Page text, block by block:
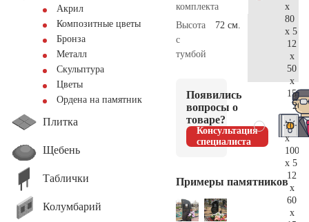
Акрил
Композитные цветы
Бронза
Металл
Скульптура
Цветы
Ордена на памятник
Плитка
Щебень
Таблички
Колумбарий
комплекта
Высота
с
тумбой
72 см.
Появились
вопросы о
товаре?
Консультация
специалиста
Примеры памятников
x
80
x 5
12
x
50
x
15
70
x
100
x 5
12
x
60
x